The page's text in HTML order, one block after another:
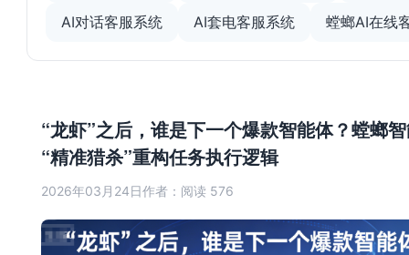
“龙虾”之后，谁是下一个爆款智能体？螳螂
“精准猎杀”重构任务执行逻辑
2026年03月24日作者： 阅读 576
AI对话客服系统 AI套电客服系统 螳螂AI在线